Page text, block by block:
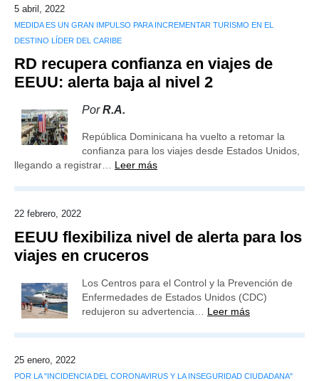
5 abril, 2022
MEDIDA ES UN GRAN IMPULSO PARA INCREMENTAR TURISMO EN EL
DESTINO LÍDER DEL CARIBE
RD recupera confianza en viajes de
EEUU: alerta baja al nivel 2
PorR.A.
República Dominicana ha vuelto a retomar la
confianza para los viajes desde Estados Unidos,
llegando a registrar… Leer más
22 febrero, 2022
EEUU flexibiliza nivel de alerta para los
viajes en cruceros
Los Centros para el Control y la Prevención de
Enfermedades de Estados Unidos (CDC)
redujeron su advertencia… Leer más
25 enero, 2022
POR LA "INCIDENCIA DEL CORONAVIRUS Y LA INSEGURIDAD CIUDADANA"